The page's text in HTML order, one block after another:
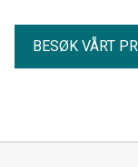
BESØK VÅRT